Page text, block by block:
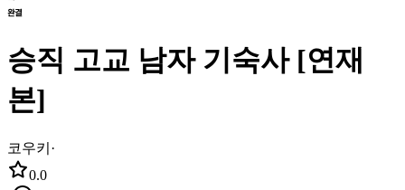
승직 고교 남자 기숙사 [연재
본]
코우키 ·
0.0